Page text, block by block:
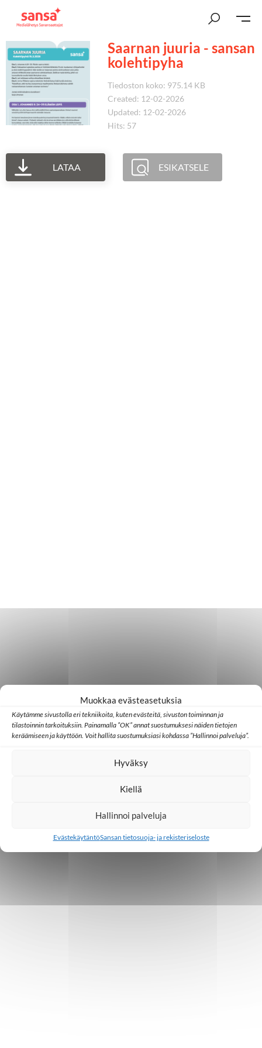
Muokkaa evästeasetuksia
Käytämme sivustolla eri tekniikoita, kuten evästeitä, sivuston toiminnan ja
tilastoinnin tarkoituksiin. Painamalla ”OK” annat suostumuksesi näiden tietojen
keräämiseen ja käyttöön. Voit hallita suostumuksiasi kohdassa ”Hallinnoi palveluja”.
Hyväksy
Kiellä
Hallinnoi palveluja
EvästekäytäntöSansan tietosuoja- ja rekisteriseloste
Saarnan juuria - sansan
kolehtipyha
Tiedoston koko: 975.14 KB
Created: 12-02-2026
Updated: 12-02-2026
Hits: 57
LATAA ESIKATSELE